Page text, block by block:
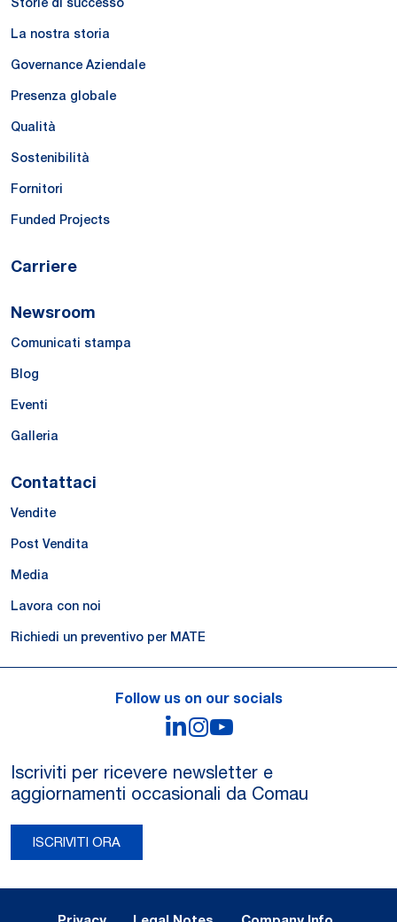
Storie di successo
La nostra storia
Governance Aziendale
Presenza globale
Qualità
Sostenibilità
Fornitori
Funded Projects
Carriere
Newsroom
Comunicati stampa
Blog
Eventi
Galleria
Contattaci
Vendite
Post Vendita
Media
Lavora con noi
Richiedi un preventivo per MATE
Follow us on our socials
LinkedIn
Instagram
Iscriviti per ricevere newsletter e
aggiornamenti occasionali da Comau
ISCRIVITI ORA